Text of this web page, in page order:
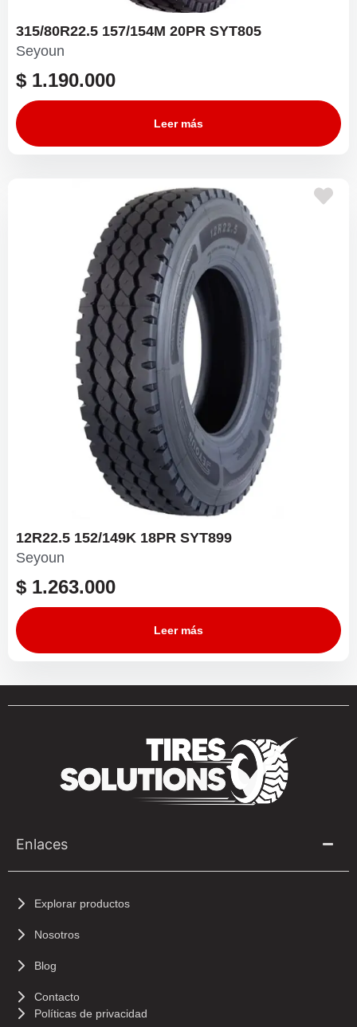
315/80R22.5 157/154M 20PR SYT805
Seyoun
$ 1.190.000
Leer más
12R22.5 152/149K 18PR SYT899
Seyoun
$ 1.263.000
Leer más
Enlaces
Explorar productos
Nosotros
Blog
Contacto
Políticas de privacidad